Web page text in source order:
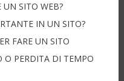
UN SITO WEB?
IN UN SITO?
FARE UN SITO
O PERDITA DI TEMPO